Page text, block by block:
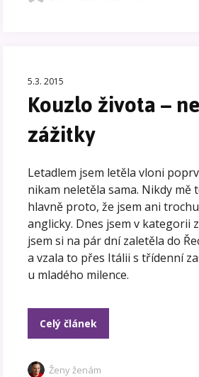
5.3. 2015
Kouzlo života –
zážitky
Letadlem jsem letěla vloni
nikam neletěla sama. Nikdy mě
hlavně proto, že jsem ani
anglicky. Dnes jsem v kategorii
jsem si na pár dní zaletěla do
a vzala to přes Itálii s třídenní
u mladého milence.
Celý článek
Ženy ženám